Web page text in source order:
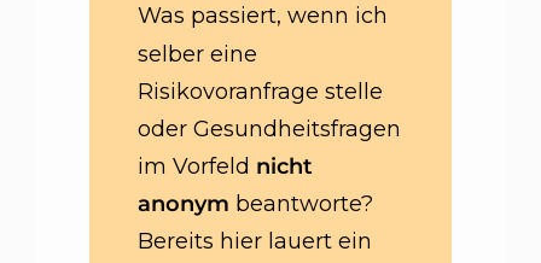
Was passiert, wenn ich
selber eine
Risikovoranfrage stelle
oder Gesundheitsfragen
im Vorfeld nicht
anonym beantworte?
Bereits hier lauert ein